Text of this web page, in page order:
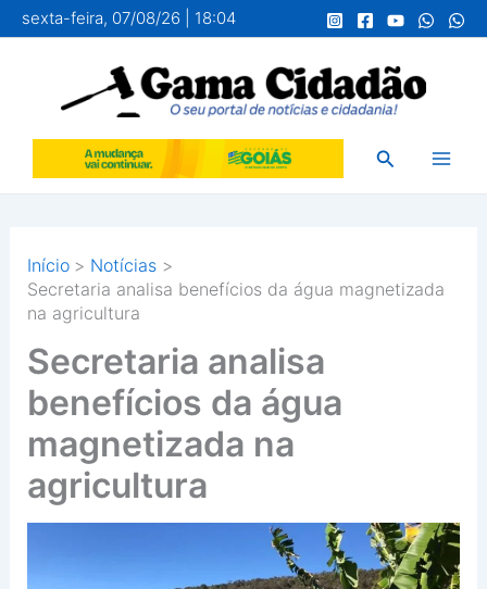
para
conteúdo
sexta-feira, 07/08/26 | 18:04
Pesquisar
Início
Notícias
Secretaria analisa benefícios da água magnetizada
na agricultura
Secretaria analisa
benefícios da água
magnetizada na
agricultura